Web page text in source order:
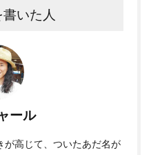
いた人
ール
高じて、ついたあだ名が